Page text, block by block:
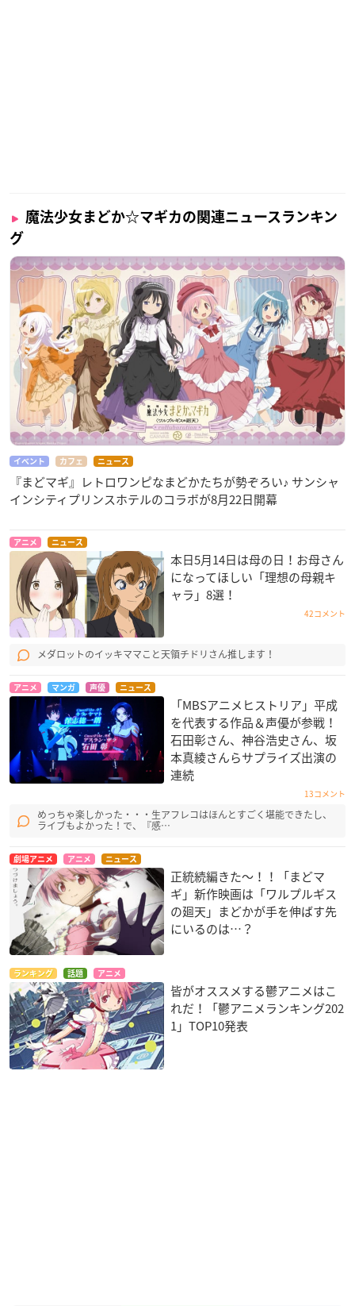
魔法少女まどか☆マギカの関連ニュースランキン
グ
イベント カフェ ニュース
『まどマギ』レトロワンピなまどかたちが勢ぞろい♪ サンシャ
インシティプリンスホテルのコラボが8月22日開幕
アニメ ニュース
本日5月14日は母の日！お母さん
になってほしい「理想の母親キ
ャラ」8選！
42コメント
メダロットのイッキママこと天領チドリさん推します！
アニメ マンガ 声優 ニュース
「MBSアニメヒストリア」平成
を代表する作品＆声優が参戦！
石田彰さん、神谷浩史さん、坂
本真綾さんらサプライズ出演の
連続
13コメント
めっちゃ楽しかった・・・生アフレコはほんとすごく堪能できたし、
ライブもよかった！で、『感…
劇場アニメ アニメ ニュース
正統続編きた〜！！「まどマ
ギ」新作映画は「ワルプルギス
の廻天」まどかが手を伸ばす先
にいるのは…？
ランキング 話題 アニメ
皆がオススメする鬱アニメはこ
れだ！「鬱アニメランキング202
1」TOP10発表